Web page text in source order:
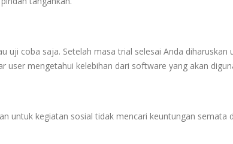
uji coba saja. Setelah masa trial selesai Anda diharuskan
user mengetahui kelebihan dari software yang akan
untuk kegiatan sosial tidak mencari keuntungan semata